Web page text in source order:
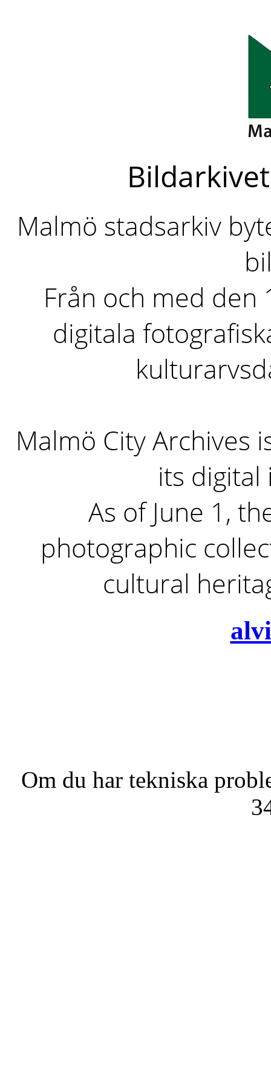
Malmö stadsarkiv
Från och med den
digitala
Malmö City Archives
its digital
As of June 1,
photographic
cultural
Om du har tekniska